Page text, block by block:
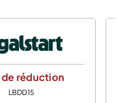
de réduction
LBDD15